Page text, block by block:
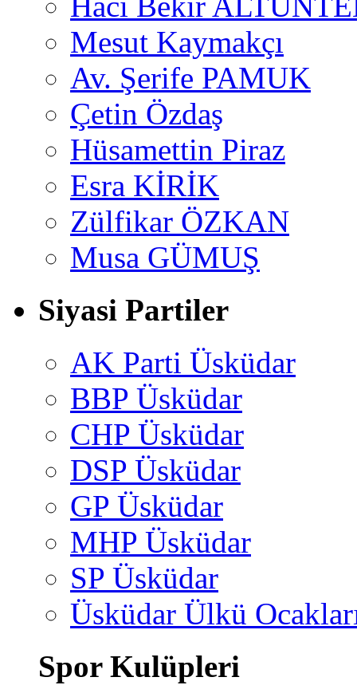
Mesut Kaymakçı
Av. Şerife PAMUK
Çetin Özdaş
Hüsamettin Piraz
Esra KİRİK
Zülfikar ÖZKAN
Musa GÜMUŞ
Siyasi Partiler
AK Parti Üsküdar
BBP Üsküdar
CHP Üsküdar
DSP Üsküdar
GP Üsküdar
MHP Üsküdar
SP Üsküdar
Üsküdar Ülkü
Spor Kulüpleri